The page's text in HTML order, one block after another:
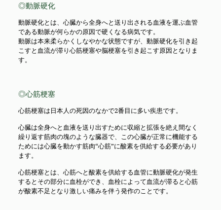
◎動脈硬化
動脈硬化とは、心臓から全身へと送り出される血液を運ぶ血管
である動脈が何らかの原因で硬くなる病気です。
動脈は本来柔らかくしなやかな状態ですが、動脈硬化を引き起
こすと血流が滞り心筋梗塞や脳梗塞を引き起こす原因となりま
す。
◎心筋梗塞
心筋梗塞は日本人の死因のなかで2番目に多い疾患です。
心臓は全身へと血液を送り出すために収縮と拡張を絶え間なく
繰り返す筋肉の塊のような臓器で、この心臓が正常に機能する
ためには心臓を動かす筋肉“心筋”に酸素を供給する必要があり
ます。
心筋梗塞とは、心筋へと酸素を供給する血管に動脈硬化が発生
するとその部分に血栓ができ、血栓によって血流が滞ると心筋
が酸素不足となり激しい痛みを伴う発作のことです。